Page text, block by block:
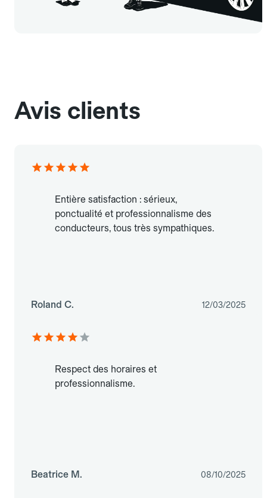
Avis clients
Entière satisfaction : sérieux,
ponctualité et professionnalisme des
conducteurs, tous très sympathiques.
Roland C. 12/03/2025
Respect des horaires et
professionnalisme.
Beatrice M. 08/10/2025